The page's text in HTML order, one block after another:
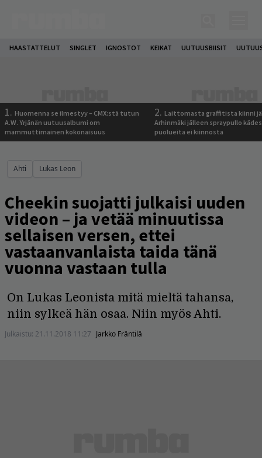
HAASTATTELUT SINGLET IGNOSTOT KEIKAT UUTUUSBIISIT
1. Huomenna se ilmestyy – CMX:stä tutun
A.W. Yrjänän uutuusalbumi om
mammuttimainen kokonaisuus
2. Laittomasta graffitista kiinni
Arhinmäki jälleen spraypullo
puolueita ei kiinnosta
Ahti Lukas Leon
Cheekin suojatti julkaisi uuden
videon – ja vetää minuutissa
sellaisen versen, ettei
vastaanvanlaista taida tänä
vuonna vastaan tulla
On Lukas Leonista mitä mieltä tahansa,
niin sylkeä hän osaa. Niin myös Ahti.
Julkaistu: 21.11.2018 11:27 Jarkko Fräntilä